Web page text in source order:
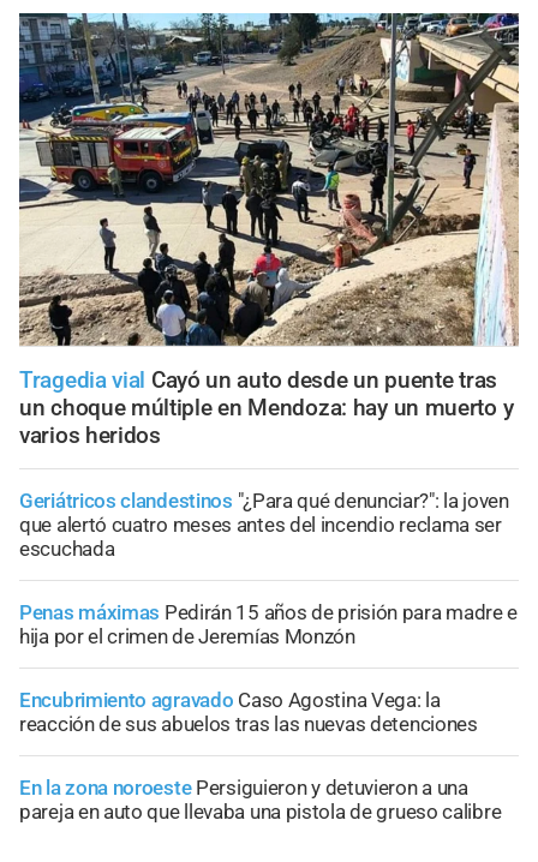
Tragedia vial Cayó un auto desde un puente tras
un choque múltiple en Mendoza: hay un muerto y
varios heridos
Geriátricos clandestinos "¿Para qué denunciar?": la joven
que alertó cuatro meses antes del incendio reclama ser
escuchada
Penas máximas Pedirán 15 años de prisión para madre e
hija por el crimen de Jeremías Monzón
Encubrimiento agravado Caso Agostina Vega: la
reacción de sus abuelos tras las nuevas detenciones
En la zona noroeste Persiguieron y detuvieron a una
pareja en auto que llevaba una pistola de grueso calibre